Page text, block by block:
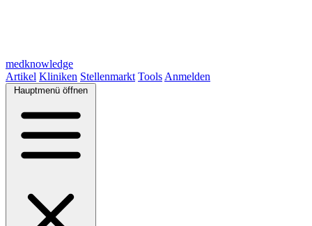
medknowledge
Artikel Kliniken Stellenmarkt Tools Anmelden
Hauptmenü öffnen